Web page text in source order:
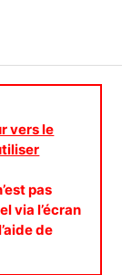
vers le
pas
via l’écran
de